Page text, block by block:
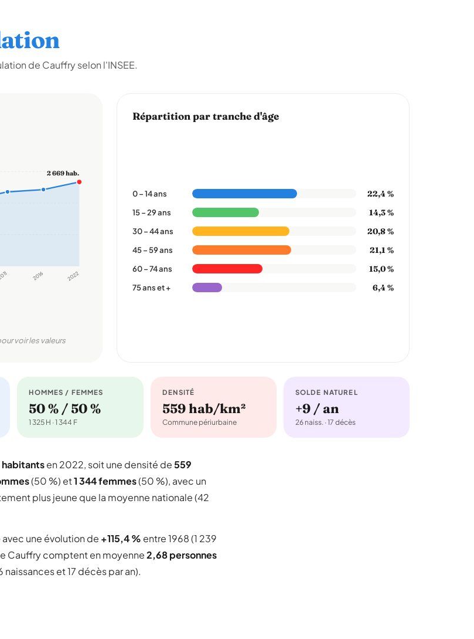
de Cauffry selon l'INSEE.
2016 2022
2 669 hab.
voir les valeurs
Répartition par tranche d'âge
0 – 14 ans 22,4 %
15 – 29 ans 14,3 %
30 – 44 ans 20,8 %
45 – 59 ans 21,1 %
60 – 74 ans 15,0 %
75 ans et + 6,4 %
HOMMES / FEMMES
50 % / 50 %
1 325 H · 1 344 F
DENSITÉ
559 hab/km²
Commune périurbaine
SOLDE NATUREL
+9 / an
26 naiss. · 17 décès
habitantsen 2022, soit une densité de559
(50 %) et1 344 femmes(50 %), avec un
plus jeune que la moyenne nationale (42
avec une évolution de +115,4 % entre 1968 (1 239
Cauffry comptent en moyenne2,68 personnes
naissances et 17 décès par an).